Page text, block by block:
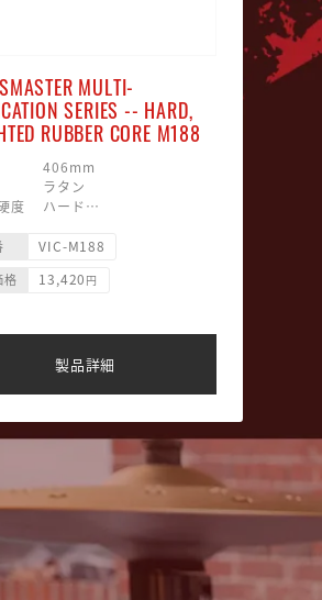
MULTI-
SERIES -- HARD,
RUBBER CORE M188
406mm
ラタン
度 ハード
形状 マッシュルーム型
VIC-M188
格 13,420 円
製品詳細